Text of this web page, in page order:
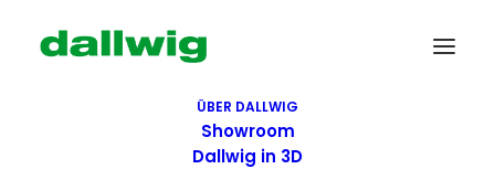
ÜBER DALLWIG
Showroom
Dallwig in 3D